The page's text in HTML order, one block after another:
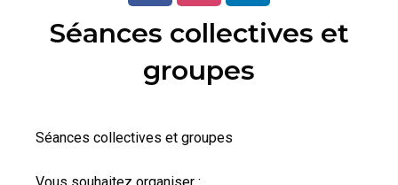
Séances collectives et
groupes
Séances collectives et groupes